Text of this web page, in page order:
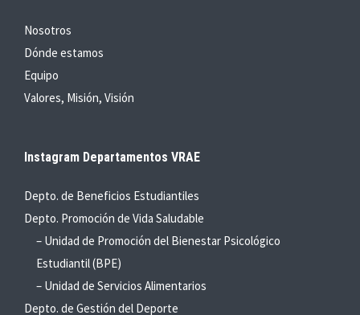
Nosotros
Dónde estamos
Equipo
Valores, Misión, Visión
Instagram Departamentos VRAE
Depto. de Beneficios Estudiantiles
Depto. Promoción de Vida Saludable
– Unidad de Promoción del Bienestar Psicológico
Estudiantil (BPE)
– Unidad de Servicios Alimentarios
Depto. de Gestión del Deporte